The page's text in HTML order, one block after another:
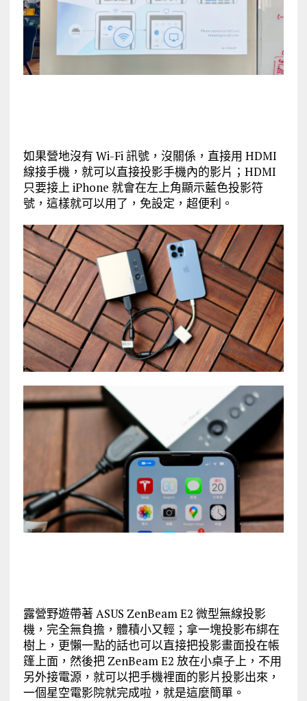
如果營地沒有 Wi-Fi 訊號，沒關係，直接用 HDMI
線接手機，就可以直接投影手機內的影片；HDMI
只要接上 iPhone 就會在左上角顯示藍色投影符
號，這樣就可以用了，免設定，超便利。
露營野遊帶著 ASUS ZenBeam E2 微型無線投影
機，完全無負擔，體積小又輕；拿一塊投影布綁在
樹上，更懶一點的話也可以直接把投影畫面投在帳
篷上面，然後把 ZenBeam E2 放在小桌子上，不用
另外接電源，就可以把手機裡面的影片投影出來，
一個星空電影院就完成啦，就是這麼簡單。